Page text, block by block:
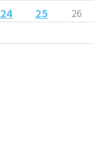
24 25 26